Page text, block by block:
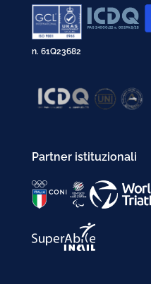
n. 61Q23682
Partner istituzionali